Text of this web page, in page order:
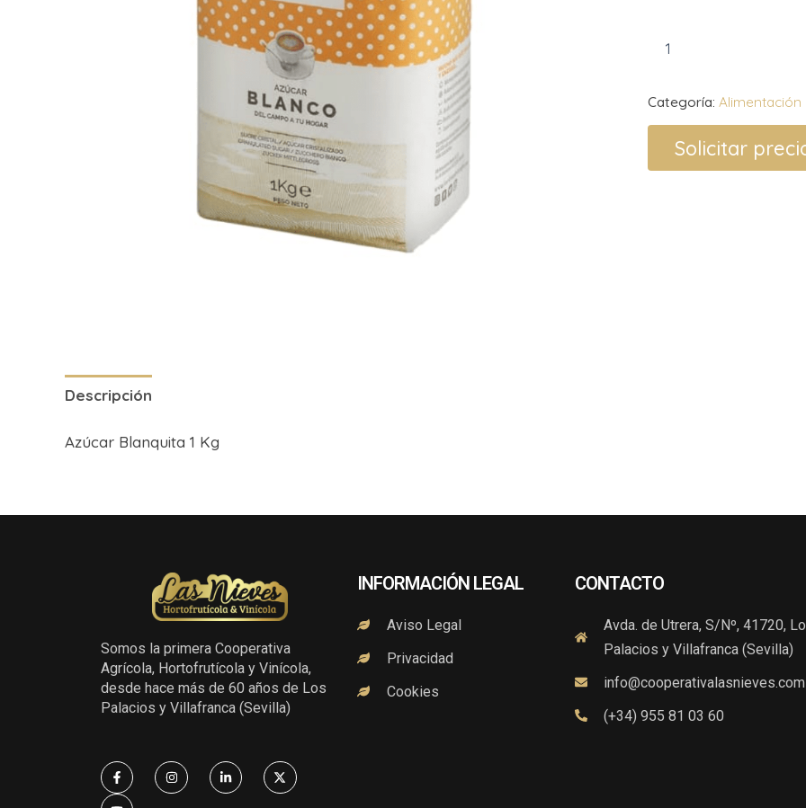
Categoría: Alimentación
Solicitar
Descripción
Azúcar Blanquita 1 Kg
Somos la primera Cooperativa
Agrícola, Hortofrutícola y Vinícola,
desde hace más de 60 años de Los
Palacios y Villafranca (Sevilla)
F
a
c
e
I
n
s
L
i
n
X
-
t
Y
o
u
t
INFORMACIÓN LEGAL
Aviso Legal
Privacidad
Cookies
CONTACTO
Avda. de Utrera, S/Nº, 41720,
Palacios y Villafranca (Sevilla)
info@cooperativalasnieves.com
(+34) 955 81 03 60